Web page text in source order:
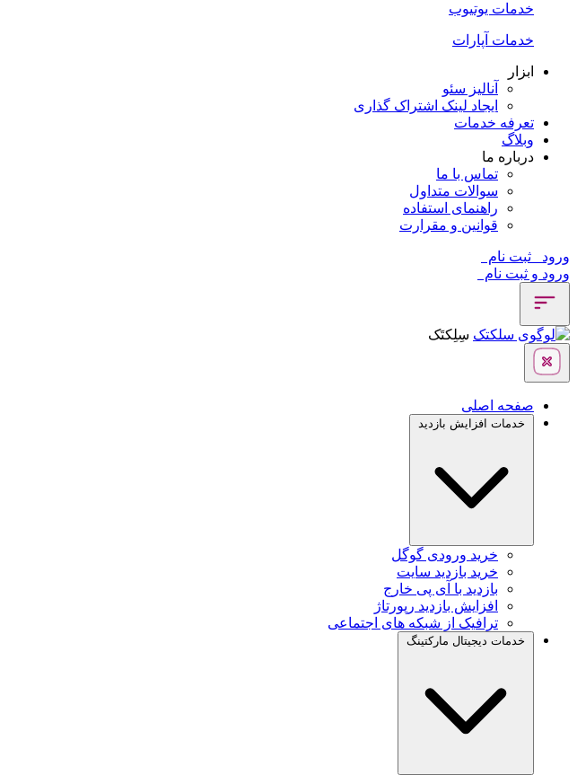
خدمات یوتیوب
خدمات آپارات
ابزار
آنالیز سئو
ایجاد لینک اشتراک گذاری
تعرفه خدمات
وبلاگ
درباره ما
تماس با ما
سوالات متداول
راهنمای استفاده
قوانین و مقرارت
ورود
ثبت نام
ورود و ثبت نام
سِلِکتَک
صفحه اصلی
خدمات افزایش بازدید
خرید ورودی گوگل
خرید بازدید سایت
بازدید با آی پی خارج
افزایش بازدید رپورتاژ
ترافیک از شبکه های اجتماعی
خدمات دیجیتال مارکتینگ